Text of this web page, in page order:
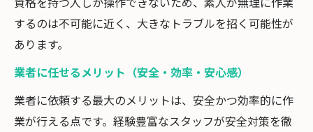
するのは不可能に近く、大きなトラブルを招く可能性が
あります。
業者に任せるメリット（安全・効率・安心感）
業者に依頼する最大のメリットは、安全かつ効率的に作
業が行える点です。経験豊富なスタッフが安全対策を徹